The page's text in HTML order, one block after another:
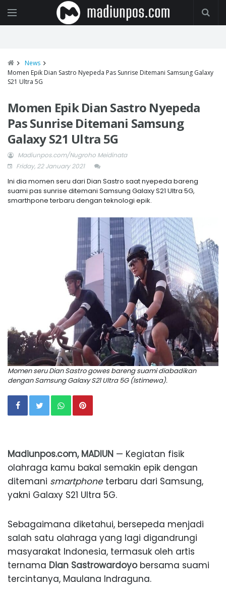
News
Momen Epik Dian Sastro Nyepeda Pas Sunrise Ditemani Samsung Galaxy
S21 Ultra 5G
Momen Epik Dian Sastro Nyepeda
Pas Sunrise Ditemani Samsung
Galaxy S21 Ultra 5G
Madiunpos.com/Nugroho Meidinata
Friday, 22 January 2021
Ini dia momen seru dari Dian Sastro saat nyepeda bareng
suami pas sunrise ditemani Samsung Galaxy S21 Ultra 5G,
smarthpone terbaru dengan teknologi epik.
Momen seru Dian Sastro gowes bareng suami diabadikan
dengan Samsung Galaxy S21 Ultra 5G (Istimewa).
Madiunpos.com, MADIUN — Kegiatan fisik
olahraga kamu bakal semakin epik dengan
ditemani smartphoneterbaru dari Samsung,
yakni Galaxy S21 Ultra 5G.
Sebagaimana diketahui, bersepeda menjadi
salah satu olahraga yang lagi digandrungi
masyarakat Indonesia, termasuk oleh artis
ternama Dian Sastrowardoyobersama suami
tercintanya, Maulana Indraguna.